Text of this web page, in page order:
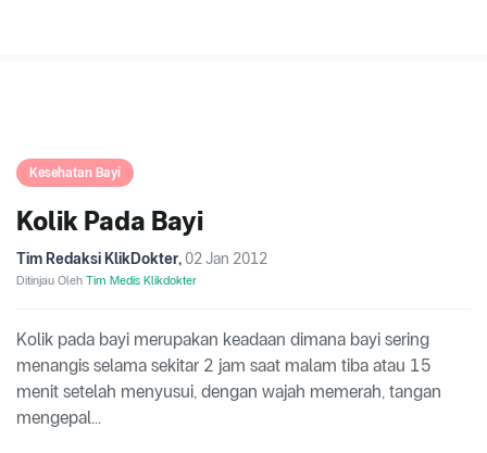
Kesehatan Bayi
Kolik Pada Bayi
Tim Redaksi KlikDokter, 02 Jan 2012
Ditinjau Oleh Tim Medis Klikdokter
Kolik pada bayi merupakan keadaan dimana bayi sering
menangis selama sekitar 2 jam saat malam tiba atau 15
menit setelah menyusui, dengan wajah memerah, tangan
mengepal...